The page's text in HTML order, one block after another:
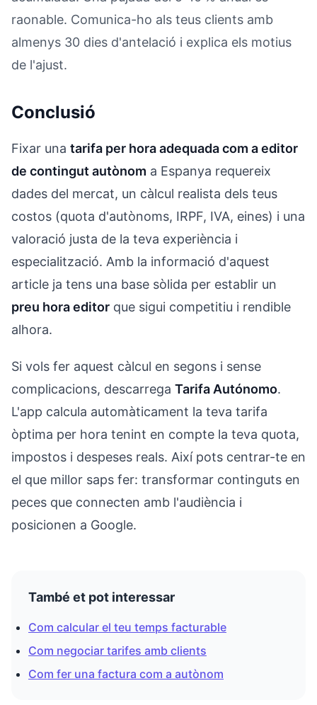
raonable. Comunica-ho als teus clients amb
almenys 30 dies d'antelació i explica els motius
de l'ajust.
Conclusió
Fixar una tarifa per hora adequada com a editor
de contingut autònom a Espanya requereix
dades del mercat, un càlcul realista dels teus
costos (quota d'autònoms, IRPF, IVA, eines) i una
valoració justa de la teva experiència i
especialització. Amb la informació d'aquest
article ja tens una base sòlida per establir un
preu hora editor que sigui competitiu i rendible
alhora.
Si vols fer aquest càlcul en segons i sense
complicacions, descarrega Tarifa Autónomo.
L'app calcula automàticament la teva tarifa
òptima per hora tenint en compte la teva quota,
impostos i despeses reals. Així pots centrar-te en
el que millor saps fer: transformar continguts en
peces que connecten amb l'audiència i
posicionen a Google.
També et pot interessar
Com calcular el teu temps facturable
Com negociar tarifes amb clients
Com fer una factura com a autònom